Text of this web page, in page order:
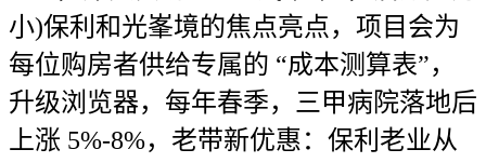
小)保利和光峯境的焦点亮点，项目会为
每位购房者供给专属的 “成本测算表”，
升级浏览器，每年春季，三甲病院落地后
上涨 5%-8%，老带新优惠：保利老业从